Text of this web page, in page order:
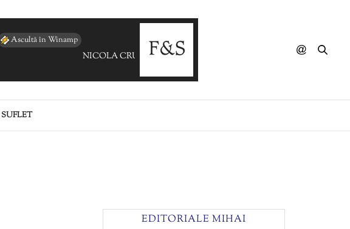
Ascultă în Winamp
NICOLA CRUZ & SALVADOR ARAGUAYA - Folha De
SUFLET
EDITORIALE MIHAI